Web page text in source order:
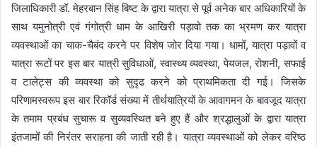
जिलाधिकारी डॉ. मेहरबान सिंह बिष्ट के द्वारा यात्रा से पूर्व अनेक बार अधिकारियों के
साथ यमुनोत्री एवं गंगोत्री धाम के आखिरी पड़ावो तक का भ्रमण कर यात्रा
व्यवस्थाओं का चाक-चैबंद करने पर विशेष जोर दिया गया। धामों, यात्रा पड़ावों व
यात्रा रूटों पर इस बार यात्री सुविधाओं, स्वास्थ्य व्यवस्था, पेयजल, रोशनी, सफाई
व टालेट्स की व्यवस्था को सुदृढ करने को प्राथमिकता दी गई। जिसके
परिणामस्वरूप इस बार रिकॉर्ड संख्या में तीर्थयात्रियों के आवागमन के बावजूद यात्रा
के तमाम प्रबंध सुचारू व सुव्यवस्थित बने हुए हैं और श्रद्धालुओं के द्वारा यात्रा
इंतजामों की निरंतर सराहना की जाती रही है। यात्रा व्यवस्थाओं को लेकर वरिष्ठ